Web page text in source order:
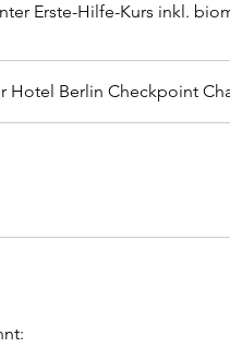
Erste-Hilfe-Kurs inkl.
Hotel Berlin Checkpoint